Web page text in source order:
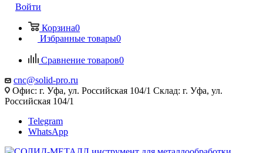
Войти
Корзина0
Избранные товары0
Сравнение товаров0
cnc@solid-pro.ru
Офис: г. Уфа, ул. Российская 104/1 Склад: г. Уфа, ул.
Российская 104/1
Telegram
WhatsApp